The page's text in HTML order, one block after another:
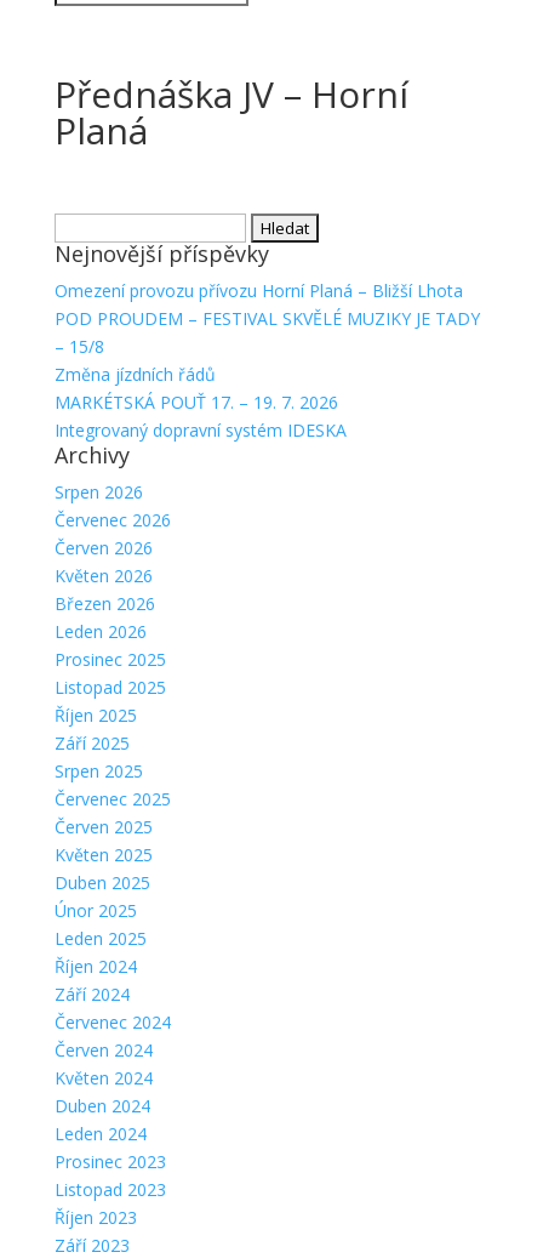
Přednáška JV – Horní
Planá
Nejnovější příspěvky
Omezení provozu přívozu Horní Planá – Bližší Lhota
POD PROUDEM – FESTIVAL SKVĚLÉ MUZIKY JE TADY
– 15/8
Změna jízdních řádů
MARKÉTSKÁ POUŤ 17. – 19. 7. 2026
Integrovaný dopravní systém IDESKA
Archivy
Srpen 2026
Červenec 2026
Červen 2026
Květen 2026
Březen 2026
Leden 2026
Prosinec 2025
Listopad 2025
Říjen 2025
Září 2025
Srpen 2025
Červenec 2025
Červen 2025
Květen 2025
Duben 2025
Únor 2025
Leden 2025
Říjen 2024
Září 2024
Červenec 2024
Červen 2024
Květen 2024
Duben 2024
Leden 2024
Prosinec 2023
Listopad 2023
Říjen 2023
Září 2023